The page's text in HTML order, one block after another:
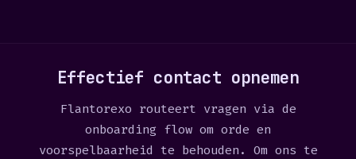
Effectief contact opnemen
Flantorexo routeert vragen via de
onboarding flow om orde en
voorspelbaarheid te behouden. Om ons te